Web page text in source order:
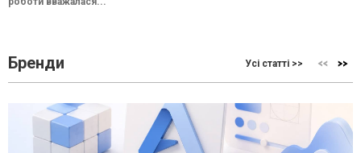
Бренди Усі статті >>